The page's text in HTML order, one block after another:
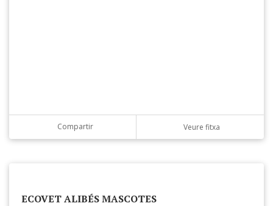
Compartir Veure fitxa
ECOVET ALIBÉS MASCOTES